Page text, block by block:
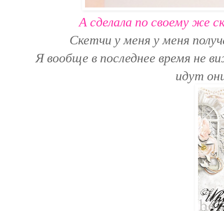
А сделала по своему же
Скетчи у меня у меня
Я вообще в последнее время не
идут